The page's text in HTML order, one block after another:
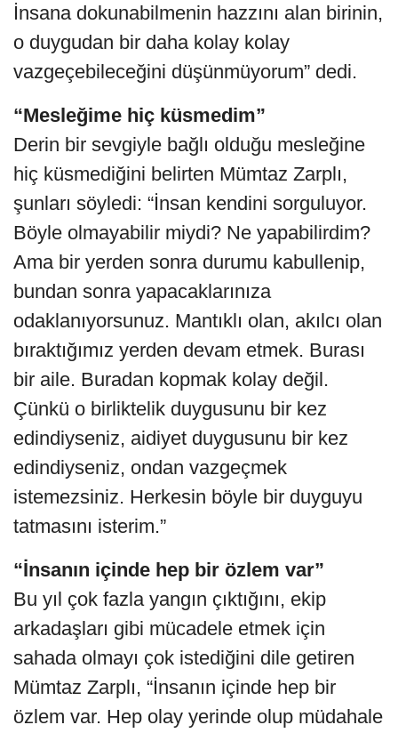
İnsana dokunabilmenin hazzını alan birinin,
o duygudan bir daha kolay kolay
vazgeçebileceğini düşünmüyorum” dedi.
“Mesleğime hiç küsmedim”
Derin bir sevgiyle bağlı olduğu mesleğine
hiç küsmediğini belirten Mümtaz Zarplı,
şunları söyledi: “İnsan kendini sorguluyor.
Böyle olmayabilir miydi? Ne yapabilirdim?
Ama bir yerden sonra durumu kabullenip,
bundan sonra yapacaklarınıza
odaklanıyorsunuz. Mantıklı olan, akılcı olan
bıraktığımız yerden devam etmek. Burası
bir aile. Buradan kopmak kolay değil.
Çünkü o birliktelik duygusunu bir kez
edindiyseniz, aidiyet duygusunu bir kez
edindiyseniz, ondan vazgeçmek
istemezsiniz. Herkesin böyle bir duyguyu
tatmasını isterim.”
“İnsanın içinde hep bir özlem var”
Bu yıl çok fazla yangın çıktığını, ekip
arkadaşları gibi mücadele etmek için
sahada olmayı çok istediğini dile getiren
Mümtaz Zarplı, “İnsanın içinde hep bir
özlem var. Hep olay yerinde olup müdahale